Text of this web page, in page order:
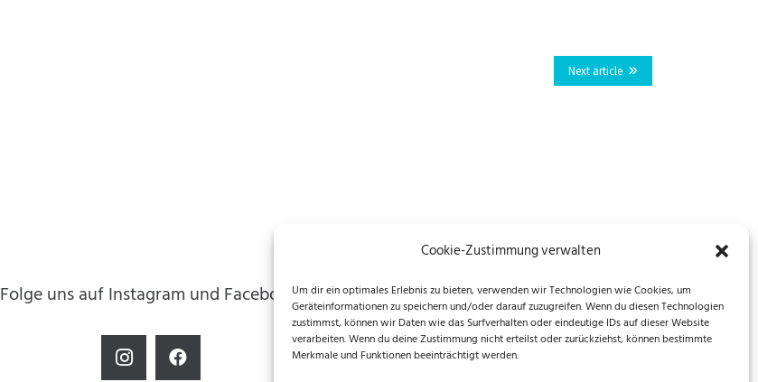
Cookie-Zustimmung verwalten
Um dir ein optimales Erlebnis zu bieten, verwenden wir Technologien wie Cookies, um
Geräteinformationen zu speichern und/oder darauf zuzugreifen. Wenn du diesen Technologien
zustimmst, können wir Daten wie das Surfverhalten oder eindeutige IDs auf dieser Website
verarbeiten. Wenn du deine Zustimmung nicht erteilst oder zurückziehst, können bestimmte
Merkmale und Funktionen beeinträchtigt werden.
Next article
Folge uns auf Instagram und Facebook!